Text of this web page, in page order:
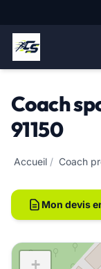
Coach
91150
Accueil / Coach
Mon devis
+